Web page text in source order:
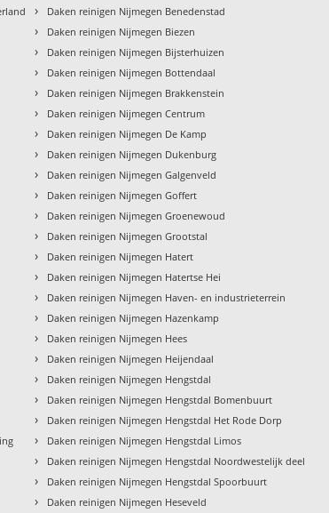
› Daken reinigen Nijmegen Benedenstad
› Daken reinigen Nijmegen Biezen
› Daken reinigen Nijmegen Bijsterhuizen
› Daken reinigen Nijmegen Bottendaal
› Daken reinigen Nijmegen Brakkenstein
› Daken reinigen Nijmegen Centrum
› Daken reinigen Nijmegen De Kamp
› Daken reinigen Nijmegen Dukenburg
› Daken reinigen Nijmegen Galgenveld
› Daken reinigen Nijmegen Goffert
› Daken reinigen Nijmegen Groenewoud
› Daken reinigen Nijmegen Grootstal
› Daken reinigen Nijmegen Hatert
› Daken reinigen Nijmegen Hatertse Hei
› Daken reinigen Nijmegen Haven- en industrieterrein
› Daken reinigen Nijmegen Hazenkamp
› Daken reinigen Nijmegen Hees
› Daken reinigen Nijmegen Heijendaal
› Daken reinigen Nijmegen Hengstdal
› Daken reinigen Nijmegen Hengstdal Bomenbuurt
› Daken reinigen Nijmegen Hengstdal Het Rode Dorp
› Daken reinigen Nijmegen Hengstdal Limos
› Daken reinigen Nijmegen Hengstdal Noordwestelijk deel
› Daken reinigen Nijmegen Hengstdal Spoorbuurt
› Daken reinigen Nijmegen Heseveld